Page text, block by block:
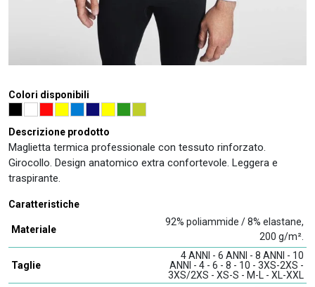
Descrizione prodotto
Maglietta termica professionale con tessuto rinforzato.
Girocollo. Design anatomico extra confortevole. Leggera e
traspirante.
Caratteristiche
Materiale
92% poliammide / 8% elastane,
200 g/m².
Taglie
4 ANNI - 6 ANNI - 8 ANNI - 10
ANNI - 4 - 6 - 8 - 10 - 3XS-2XS -
3XS/2XS - XS-S - M-L - XL-XXL
Colori disponibili